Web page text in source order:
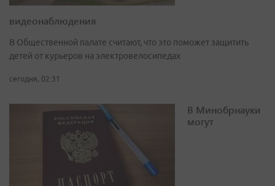
видеонаблюдения
В Общественной палате считают, что это поможет защитить
детей от курьеров на электровелосипедах
сегодня, 02:31
В Минобрнауки
могут